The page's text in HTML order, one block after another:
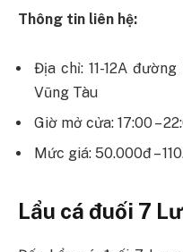
Thông tin liên hệ:
Địa chỉ: 11-12A
Vũng Tàu
Giờ mở cửa: 17:00 –
Mức giá: 50.000đ –
Lẩu cá đuối 7